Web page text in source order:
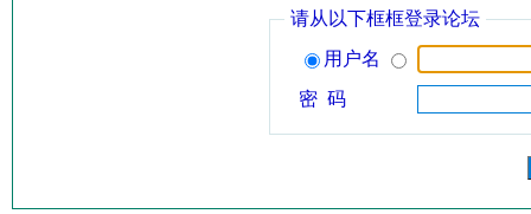
请从以下框框登录论坛
用户名
密 码